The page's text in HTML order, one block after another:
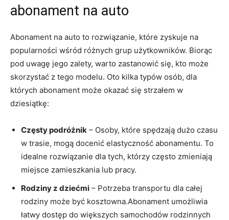
abonament na auto
Abonament na auto to rozwiązanie, które zyskuje na
popularności wśród​ różnych grup użytkowników. Biorąc
pod uwagę​ jego zalety, warto zastanowić się, ⁤kto może
skorzystać z⁤ tego modelu.‍ Oto ‍kilka ‌typów osób, dla
których ‌abonament może okazać się strzałem w
⁣dziesiątkę:
Częsty podróżnik – Osoby, które spędzają dużo czasu
w trasie, mogą docenić elastyczność abonamentu. ​To
idealne rozwiązanie dla tych, którzy często‍ zmieniają
⁤miejsce zamieszkania lub pracy.
Rodziny z dziećmi ‌– Potrzeba‍ transportu ‌dla całej
rodziny może być kosztowna.Abonament umożliwia​
łatwy dostęp do większych samochodów rodzinnych